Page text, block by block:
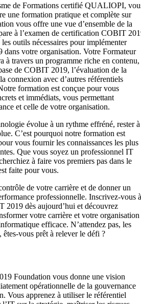
de Formations certifié QUALIOPI,
une formation pratique et complète sur
vous offre une vue d’ensemble de la
à l’examen de certification COBIT
outils nécessaires pour implémenter
votre organisation. Votre Formateur
à travers un programme riche en contenu,
de COBIT 2019, l’évaluation de la
connexion avec d’autres référentiels
formation est conçue pour vous
et immédiats, vous permettant
et celle de votre organisation.
évolue à un rythme effréné, rester à
C’est pourquoi notre formation est
vous fournir les connaissances les plus
Que vous soyez un professionnel IT
à faire vos premiers pas dans le
faite pour vous.
de votre carrière et de donner un
professionnelle. Inscrivez-vous à
2019 dès aujourd’hui et découvrez
votre carrière et votre organisation
efficace. N’attendez pas, les
vous prêt à relever le défi ?
Foundation vous donne une vision
opérationnelle de la gouvernance
Vous apprenez à utiliser le référentiel